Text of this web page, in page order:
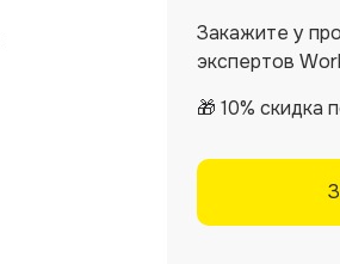
Закажите у
экспертов
🎁 10% скидка